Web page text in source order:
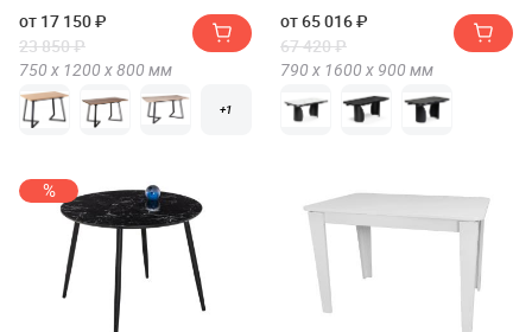
от 17 150 ₽
23 850 ₽
750 х 1200 х800 мм
+1
от 65 016 ₽
67 420 ₽
790 х 1600 х 900 мм
%